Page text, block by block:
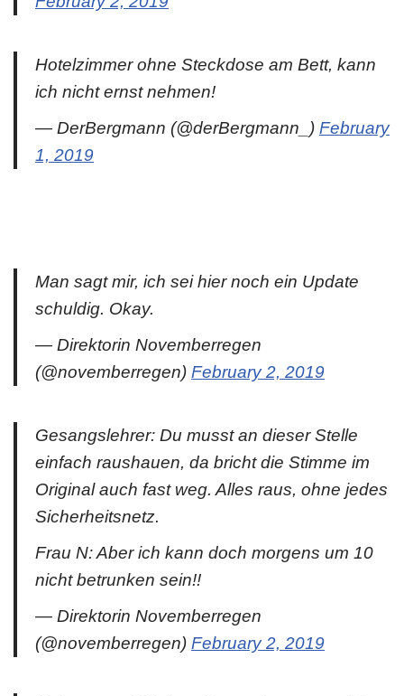
Hotelzimmer ohne Steckdose am Bett, kann
ich nicht ernst nehmen!
— DerBergmann (@derBergmann_) February
1, 2019
Man sagt mir, ich sei hier noch ein Update
schuldig. Okay.
— Direktorin Novemberregen
(@novemberregen) February 2, 2019
Gesangslehrer: Du musst an dieser Stelle
einfach raushauen, da bricht die Stimme im
Original auch fast weg. Alles raus, ohne jedes
Sicherheitsnetz.
Frau N: Aber ich kann doch morgens um 10
nicht betrunken sein!!
— Direktorin Novemberregen
(@novemberregen) February 2, 2019